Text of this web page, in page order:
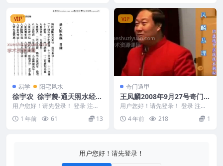
VIP
易学 阳宅风水
徐宇农 徐宇辳-通天照水经 2
69页.pdf
用户您好！请先登录！ 登录 注册
徐宇农 徐宇辳-通天照水经 269页.
pdf ...1 年前 61 13
VIP
奇门遁甲
王凤麟2008年9月27号奇门遁
甲高级弟子风水班视频14集
用户您好！请先登录！ 登录 注册
王凤麟-2008年9月27号奇门遁甲
高级弟子风...
4 年前 218 1
用户您好！请先登录！